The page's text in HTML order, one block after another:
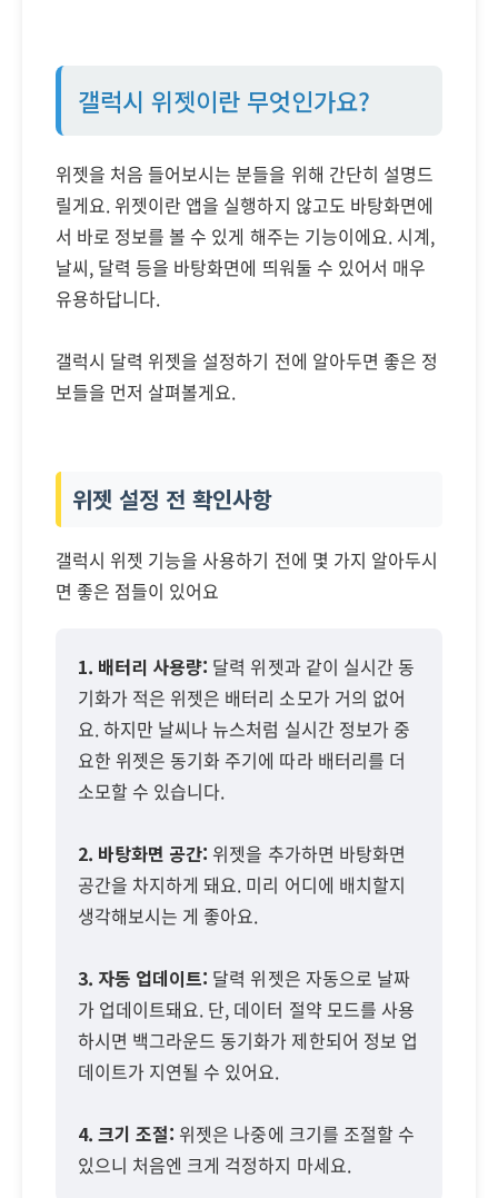
갤럭시 위젯이란 무엇인가요?
위젯을 처음 들어보시는 분들을 위해 간단히 설명드
릴게요. 위젯이란 앱을 실행하지 않고도 바탕화면에
서 바로 정보를 볼 수 있게 해주는 기능이에요. 시계,
날씨, 달력 등을 바탕화면에 띄워둘 수 있어서 매우
유용하답니다.
갤럭시 달력 위젯을 설정하기 전에 알아두면 좋은 정
보들을 먼저 살펴볼게요.
위젯 설정 전 확인사항
갤럭시 위젯 기능을 사용하기 전에 몇 가지 알아두시
면 좋은 점들이 있어요
1. 배터리 사용량: 달력 위젯과 같이 실시간 동
기화가 적은 위젯은 배터리 소모가 거의 없어
요. 하지만 날씨나 뉴스처럼 실시간 정보가 중
요한 위젯은 동기화 주기에 따라 배터리를 더
소모할 수 있습니다.
2. 바탕화면 공간: 위젯을 추가하면 바탕화면
공간을 차지하게 돼요. 미리 어디에 배치할지
생각해보시는 게 좋아요.
3. 자동 업데이트: 달력 위젯은 자동으로 날짜
가 업데이트돼요. 단, 데이터 절약 모드를 사용
하시면 백그라운드 동기화가 제한되어 정보 업
데이트가 지연될 수 있어요.
4. 크기 조절: 위젯은 나중에 크기를 조절할 수
있으니 처음엔 크게 걱정하지 마세요.